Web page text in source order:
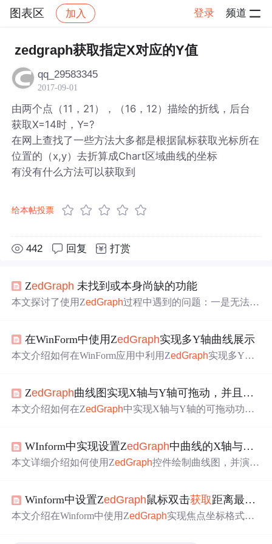
图表区 加入 登录 频道
图表区 帖子详情
zedgraph获取指定X对应的Y值
qq_29583345
2017-09-01
由两个点（11，21），（16，12）描绘的折线，后台
获取X=14时，Y=?
在网上查找了一些方法大多都是根据鼠标获取光标所在
位置的（x,y）去折算成Chart区域曲线的坐标
有没有什么方法可以获取到
给本帖投票
442 回复 打赏
ZedGraph 未找到或本身尚缺的功能
本文探讨了使用ZedGraph过程中遇到的问题：一是无法放
这些问题已经困扰作者两周之久。
在WinForm中使用ZedGraph实现多Y轴曲线展示
本文介绍如何在WinForm应用中利用ZedGraph实现多Y轴
段，并提供了主要功能的说明。
ZedGraph曲线图实现X轴与Y轴可拖动，并且 对应
本文介绍如何在ZedGraph中实现X轴与Y轴的可拖动功
效果。
WInform中实现设置ZedGraph中曲线的X轴与Y轴的上限与下限
本文详细介绍如何使用ZedGraph控件绘制曲线图，并演示
在C#中操作ZedGraph，实现数据可视化。
Winform中设置ZedGraph鼠标双击获取距离最近曲线上的点的坐标
本文介绍在Winform中使用ZedGraph实现焦点坐标格式化